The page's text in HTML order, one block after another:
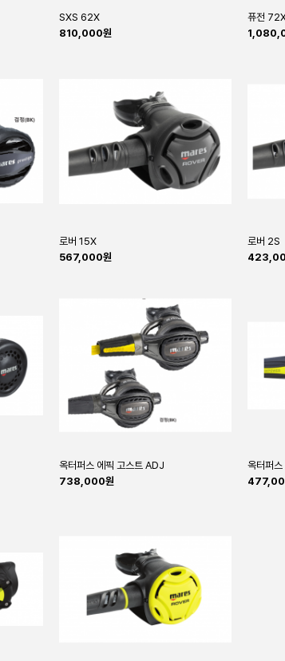
SXS 62X
810,000원
퓨전
로버 15X
567,000원
로버 2S
옥터퍼스 에픽 고스트 ADJ
738,000원
옥터퍼